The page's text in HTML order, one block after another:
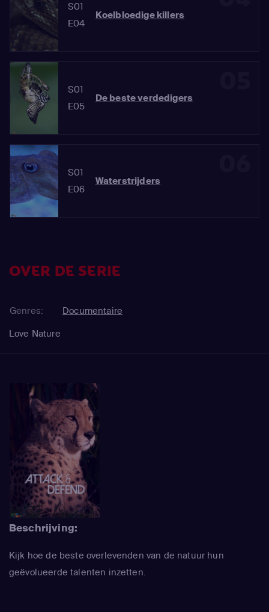
S01
E04
Koelbloedige killers
S01
E05
De beste verdedigers
S01
E06
Waterstrijders
OVER DE SERIE
Genres:
Documentaire
Love Nature
Beschrijving:
Kijk hoe de beste overlevenden van de natuur hun
geëvolueerde talenten inzetten.